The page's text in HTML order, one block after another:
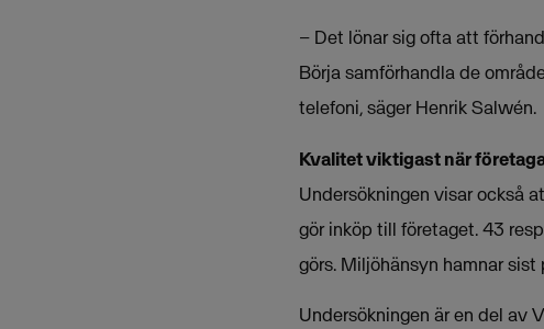
– Det lönar sig ofta att
Börja samförhandla de
telefoni, säger Henrik Salwén.
Kvalitet viktigast när
Undersökningen visar också
gör inköp till företaget. 43
görs. Miljöhänsyn hamnar
Undersökningen är en del av